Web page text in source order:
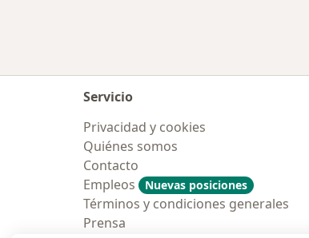
Servicio
Privacidad y cookies
Quiénes somos
Contacto
Empleos
Nuevas posiciones
Términos y condiciones generales
Prensa